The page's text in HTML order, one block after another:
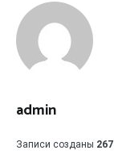
admin
Записи созданы 267